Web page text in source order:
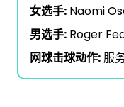
女选手: Naomi
男选手: Roger
网球击球动作:服